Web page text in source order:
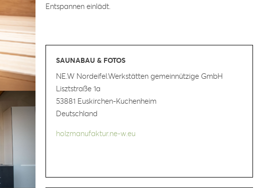
Entspannen einlädt.
SAUNABAU & FOTOS
NE.W Nordeifel.Werkstätten gemeinnützige GmbH
Lisztstraße 1a
53881 Euskirchen-Kuchenheim
Deutschland
holzmanufaktur.ne-w.eu